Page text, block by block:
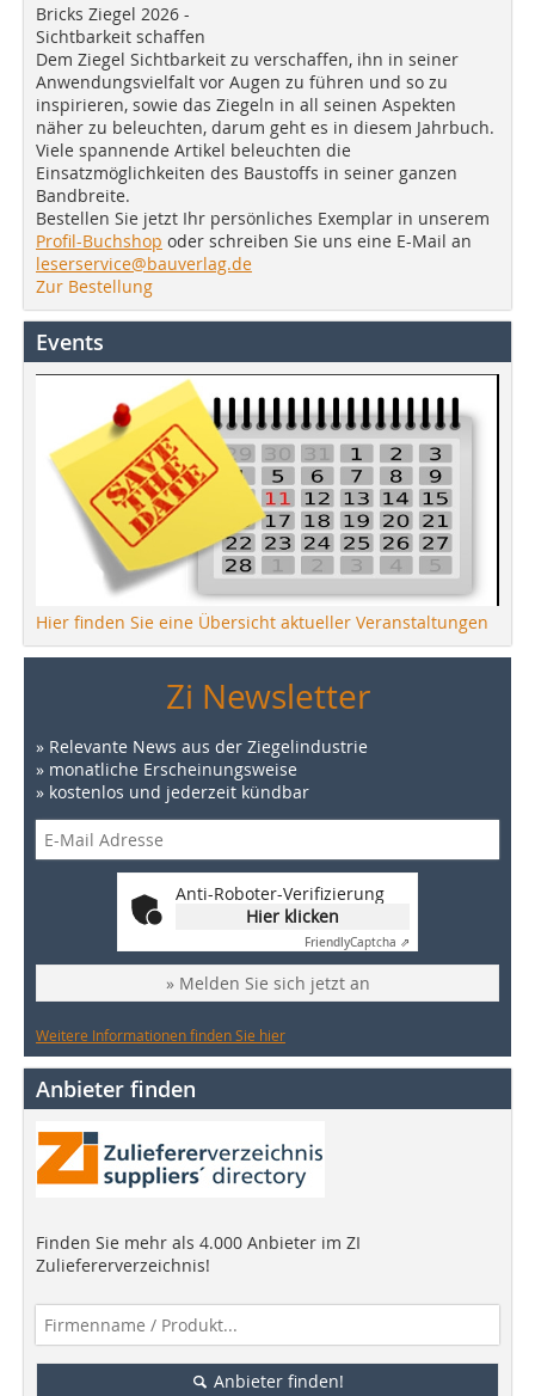
Bricks Ziegel 2026 -
Sichtbarkeit schaffen
Dem Ziegel Sichtbarkeit zu verschaffen, ihn in seiner
Anwendungsvielfalt vor Augen zu führen und so zu
inspirieren, sowie das Ziegeln in all seinen Aspekten
näher zu beleuchten, darum geht es in diesem Jahrbuch.
Viele spannende Artikel beleuchten die
Einsatzmöglichkeiten des Baustoffs in seiner ganzen
Bandbreite.
Bestellen Sie jetzt Ihr persönliches Exemplar in unserem
Profil-Buchshop oder schreiben Sie uns eine E-Mail an
leserservice@bauverlag.de
Zur Bestellung
Events
Hier finden Sie eine Übersicht aktueller Veranstaltungen
Zi Newsletter
» Relevante News aus der Ziegelindustrie
» monatliche Erscheinungsweise
» kostenlos und jederzeit kündbar
Anti-Roboter-Verifizierung
Hier klicken
FriendlyCaptcha ⇗
» Melden Sie sich jetzt an
Weitere Informationen finden Sie hier
Anbieter finden
Finden Sie mehr als 4.000 Anbieter im ZI
Zuliefererverzeichnis!
Anbieter finden!